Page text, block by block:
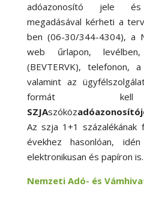
adóazonosító jele
megadásával kérheti a
ben (06-30/344-4304), a
web űrlapon, levélben,
(BEVTERVK), telefonon,
valamint az
formát kell
SZJAszóköz
Az szja 1+1 százalékának
évekhez hasonlóan,
elektronikusan és papíron is.
Nemzeti Adó- és